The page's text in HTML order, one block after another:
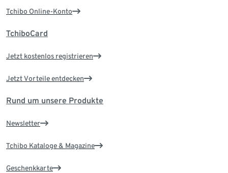
Tchibo Online-Konto
TchiboCard
Jetzt kostenlos registrieren
Jetzt Vorteile entdecken
Rund um unsere Produkte
Newsletter
Tchibo Kataloge & Magazine
Geschenkkarte